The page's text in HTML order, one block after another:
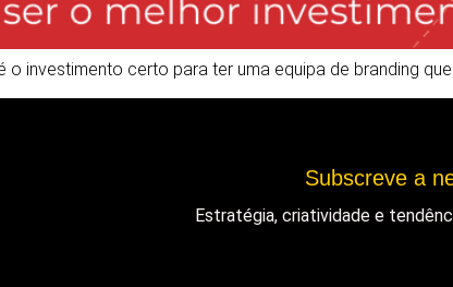
investimento certo para ter uma equipa de branding
Subscreve a
Estratégia, criatividade e